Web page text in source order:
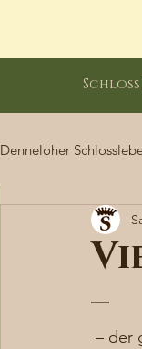
Denneloher
Dennenloher
–
– der